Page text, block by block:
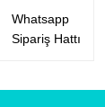
Whatsapp
Sipariş Hattı